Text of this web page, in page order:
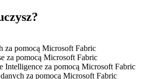
za pomocą Microsoft Fabric
za pomocą Microsoft Fabric
Intelligence za pomocą Microsoft Fabric
za pomocą Microsoft Fabric